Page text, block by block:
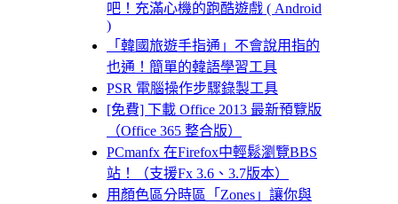
吧！充滿心機的跑酷遊戲 ( Android
)
「韓國旅遊手指通」不會說用指的
也通！簡單的韓語學習工具
PSR 電腦操作步驟錄製工具
[免費] 下載 Office 2013 最新預覽版
（Office 365 整合版）
PCmanfx 在Firefox中輕鬆瀏覽BBS
站！（支援Fx 3.6、3.7版本）
用顏色區分時區「Zones」讓你與